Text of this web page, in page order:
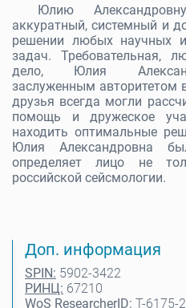
Юлию
аккуратный, системный и
решении любых научных и
задач. Требовательная,
дело, Юлия
заслуженным авторитетом
друзья всегда могли
помощь и дружеское
находить оптимальные
Юлия Александровна
определяет лицо не
российской сейсмологии.
Доп. информация
SPIN: 5902-3422
РИНЦ: 67210
WoS ResearcherID: T-6175-